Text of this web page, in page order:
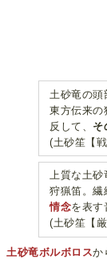
土砂竜の頭
東方伝来の
反して、 そ
(土砂笙【
上質な土砂
狩猟笛。繊
情念を表す
(土砂笙【
土砂竜ボルボロスか